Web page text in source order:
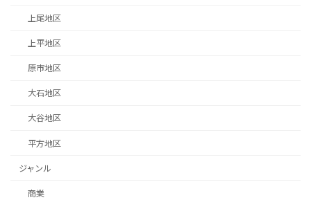
上尾地区
上平地区
原市地区
大石地区
大谷地区
平方地区
ジャンル
商業